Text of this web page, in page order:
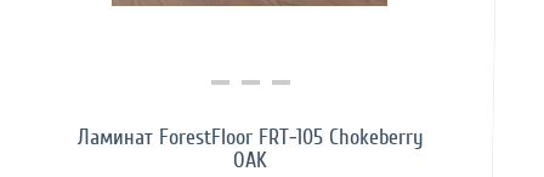
Купить в 1 клик
Ламинат ForestFloor FRT-105 Chokeberry
OAK